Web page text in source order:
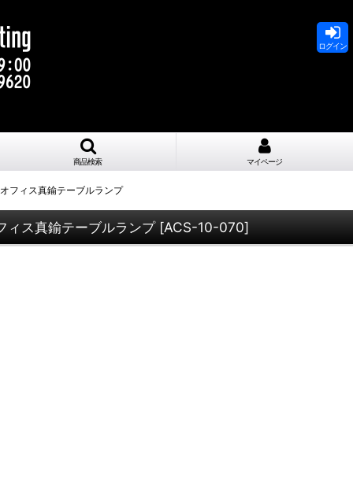
ログイン
商品検索 マイページ
フィス真鍮テーブルランプ
ィス真鍮テーブルランプ [ACS-10-070]